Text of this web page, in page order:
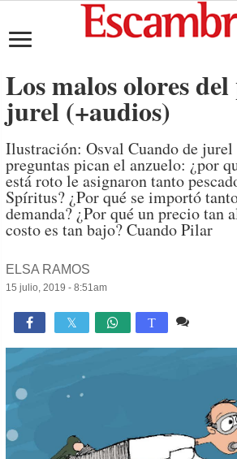
Los malos olores
jurel (+audios)
Ilustración: Osval Cuando de jurel
preguntas pican el anzuelo: ¿por
está roto le asignaron tanto
Spíritus? ¿Por qué se importó
demanda? ¿Por qué un precio tan
costo es tan bajo? Cuando Pilar
ELSA RAMOS
15 julio, 2019 - 8:51am
 T